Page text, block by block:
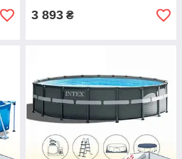
3 893 ₴